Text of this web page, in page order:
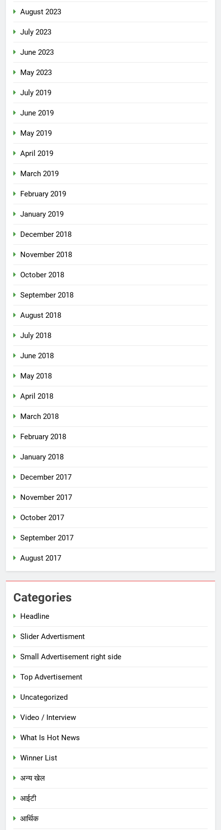
August 2023
July 2023
June 2023
May 2023
July 2019
June 2019
May 2019
April 2019
March 2019
February 2019
January 2019
December 2018
November 2018
October 2018
September 2018
August 2018
July 2018
June 2018
May 2018
April 2018
March 2018
February 2018
January 2018
December 2017
November 2017
October 2017
September 2017
August 2017
Categories
Headline
Slider Advertisment
Small Advertisement right side
Top Advertisement
Uncategorized
Video / Interview
What Is Hot News
Winner List
अन्य खेल
आईटी
आर्थिक